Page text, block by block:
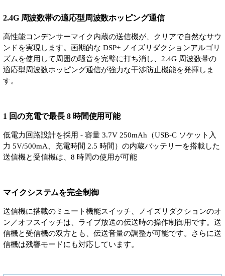
2.4G 周波数帯の適応型周波数ホッピング通信
高性能コンデンサーマイク内蔵の送信機が、クリアで自然なサウ
ンドを実現します。画期的な DSP+ ノイズリダクションアルゴリ
ズムを使用して周囲の騒音を完璧に打ち消し、2.4G 周波数帯の
適応型周波数ホッピング通信が強力な干渉防止機能を発揮しま
す。
1 回の充電で最長 8 時間使用可能
低電力回路設計を採用 - 容量 3.7V 250mAh（USB-C ソケット入
力 5V/500mA、充電時間 2.5 時間）の内蔵バッテリーを搭載した
送信機と受信機は、8 時間の使用が可能
マイクシステムを完全制御
送信機に搭載のミュート機能スイッチ、ノイズリダクションのオ
ン／オフスイッチは、ライブ放送の伝送時の操作制御用です。送
信機と受信機の双方とも、伝送音量の調整が可能です。さらに送
信機は残響モードにも対応しています。